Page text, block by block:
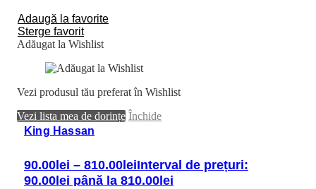
Adaugă la favorite
Sterge favorit
Adăugat la Wishlist
Vezi produsul tău preferat în Wishlist
Vezi lista mea de dorințe Închide
King Hassan
90.00 lei – 810.00 leiInterval de prețuri:
90.00lei până la 810.00lei